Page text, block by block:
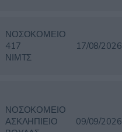
ΝΟΣΟΚΟΜΕΙΟ
417
ΝΙΜΤΣ
17/08/2026
ΝΟΣΟΚΟΜΕΙΟ
ΑΣΚΛΗΠΙΕΙΟ
09/09/2026